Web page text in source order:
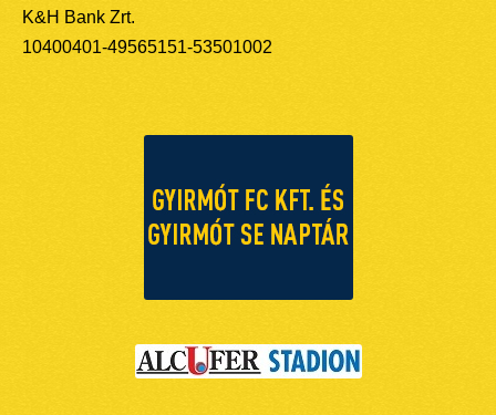
K&H Bank Zrt.
10400401-49565151-53501002